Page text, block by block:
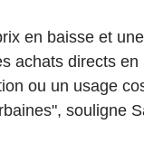
en baisse et
achats directs en
ou un usage
souligne